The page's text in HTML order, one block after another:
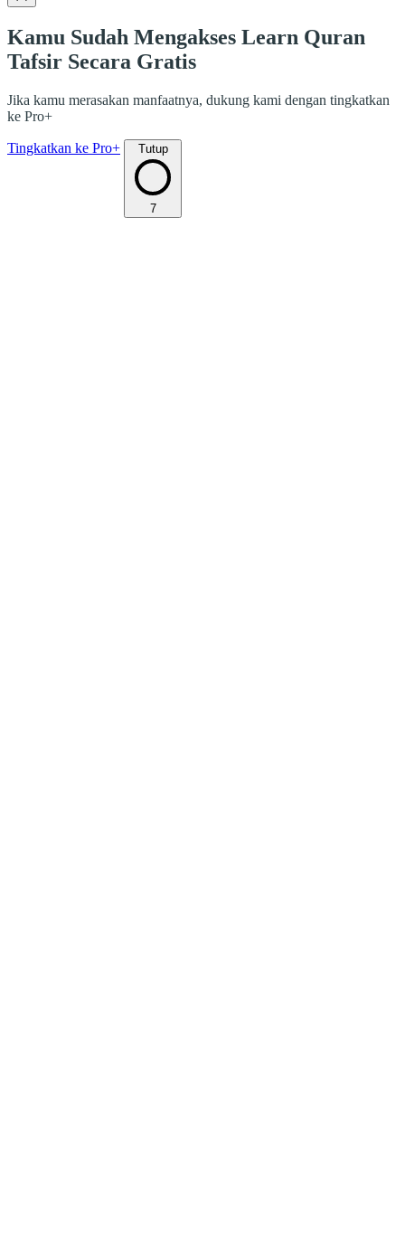
Kamu Sudah Mengakses Learn Quran
Tafsir Secara Gratis
Jika kamu merasakan manfaatnya, dukung kami dengan tingkatkan
ke Pro+
Tingkatkan ke Pro+ Tutup
7